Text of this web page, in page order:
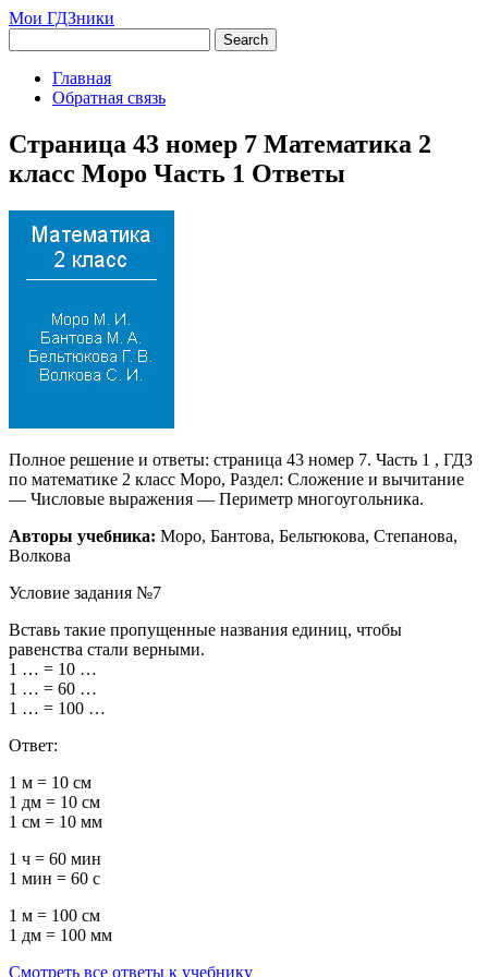
Мои ГДЗники
Главная
Обратная связь
Страница 43 номер 7 Математика 2
класс Моро Часть 1 Ответы
Полное решение и ответы: страница 43 номер 7. Часть 1 , ГДЗ
по математике 2 класс Моро, Раздел: Сложение и вычитание
— Числовые выражения — Периметр многоугольника.
Авторы учебника: Моро, Бантова, Бельтюкова, Степанова,
Волкова
Условие задания №7
Вставь такие пропущенные названия единиц, чтобы
равенства стали верными.
1 … = 10 …
1 … = 60 …
1 … = 100 …
Ответ:
1 м = 10 см
1 дм = 10 см
1 см = 10 мм
1 ч = 60 мин
1 мин = 60 с
1 м = 100 см
1 дм = 100 мм
Смотреть все ответы к учебнику